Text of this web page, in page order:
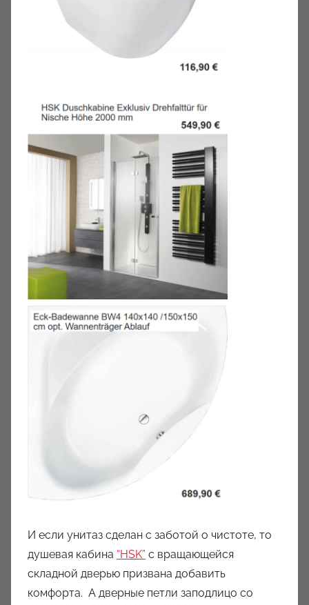
И если унитаз сделан с заботой о чистоте, то
душевая кабина “HSK” с вращающейся
складной дверью призвана добавить
комфорта. А дверные петли заподлицо со